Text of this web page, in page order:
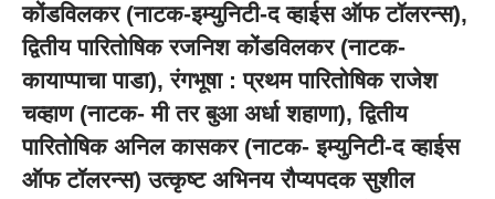
कोंडविलकर (नाटक-इम्युनिटी-द व्हाईस ऑफ टॉलरन्स),
द्वितीय पारितोषिक रजनिश कोंडविलकर (नाटक-
कायाप्पाचा पाडा), रंगभूषा : प्रथम पारितोषिक राजेश
चव्हाण (नाटक- मी तर बुआ अर्धा शहाणा), द्वितीय
पारितोषिक अनिल कासकर (नाटक- इम्युनिटी-द व्हाईस
ऑफ टॉलरन्स) उत्कृष्ट अभिनय रौप्यपदक सुशील